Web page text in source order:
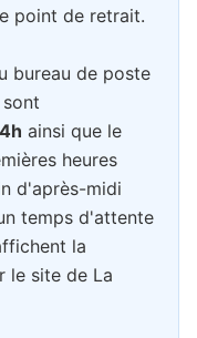
point de retrait.
bureau de poste
ainsi que le
heures
d'après-midi
temps d'attente
la
le site de La